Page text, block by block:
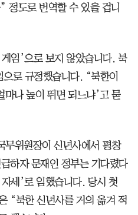
정도로 번역할 수 있을 겁니
임’으로 보지 않았습니다. 북
로 규정했습니다. “북한이
마나 높이 뛰면 되느냐’고 묻
무위원장이 신년사에서 평창
하자 문재인 정부는 기다렸다
세’로 임했습니다. 당시 첫
“북한 신년사를 거의 옮겨 적